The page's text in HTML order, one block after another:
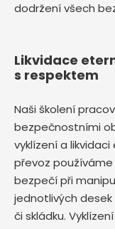
dodržení všech
Likvidace
s respektem
Naši školení
bezpečnostními
vyklízení a
převoz
bezpečí při
jednotlivých
či skládku.